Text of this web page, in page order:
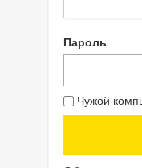
Пароль
Чужой